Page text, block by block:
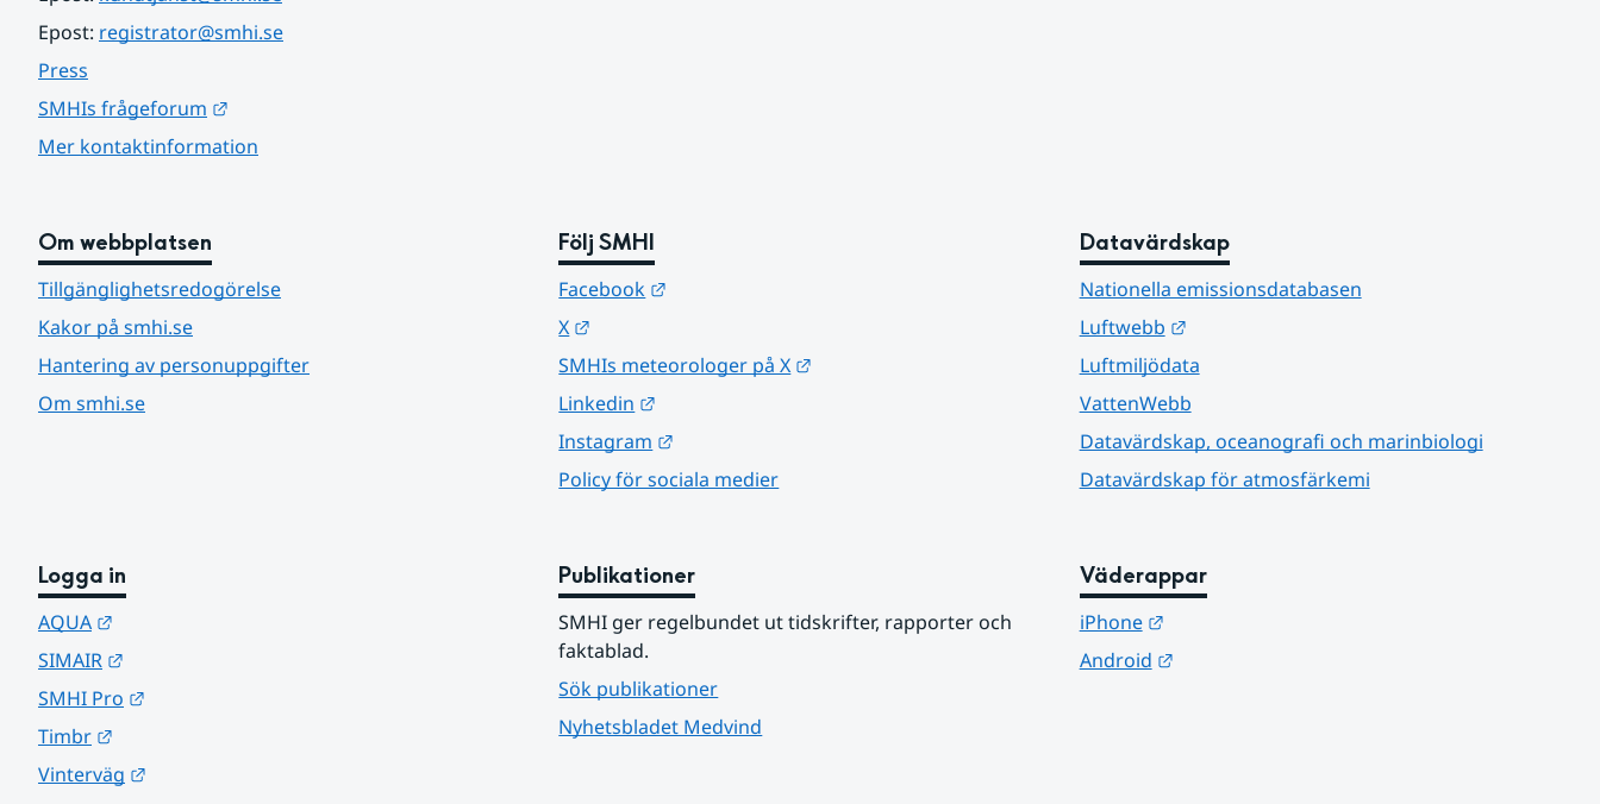
Epost: registrator@smhi.se
Press
SMHIs frågeforum
Mer kontaktinformation
Om webbplatsen
Tillgänglighetsredogörelse
Kakor på smhi.se
Hantering av personuppgifter
Om smhi.se
Följ SMHI
Facebook
X
SMHIs meteorologer på X
Linkedin
Instagram
Policy för sociala medier
Datavärdskap
Nationella emissionsdatabasen
Luftwebb
Länk till annan webbplats.
Luftmiljödata
VattenWebb
Datavärdskap, oceanografi och marinbiologi
Datavärdskap för atmosfärkemi
Logga in
AQUA
SIMAIR
SMHI Pro
Timbr
Vinterväg
Publikationer
SMHI ger regelbundet ut tidskrifter, rapporter och
faktablad.
Sök publikationer
Nyhetsbladet Medvind
Väderappar
iPhone
Länk till annan webbplats.
Android
Länk till annan webbplats.